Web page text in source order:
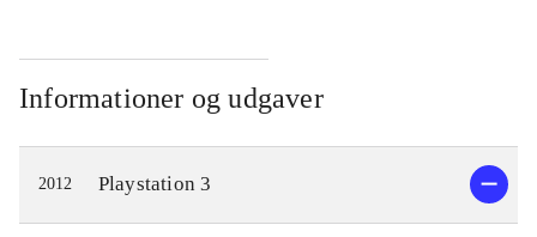
Gameplay er i store træk meget
lignende forgængeren i serien,
Atelier Totori - the adventurer of
Arland. Hovedpersonen i
nærværende spil er prinsessen
Meruru, som egentlig ikke gider være
Informationer og udgaver
2012 Playstation 3